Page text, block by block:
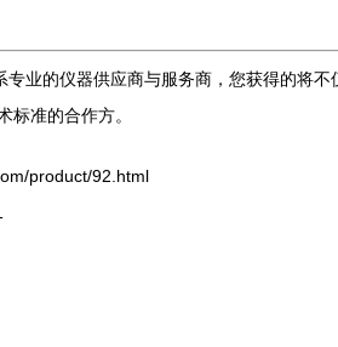
业的仪器供应商与服务商，您获得的将
准的合作方。
product/92.html